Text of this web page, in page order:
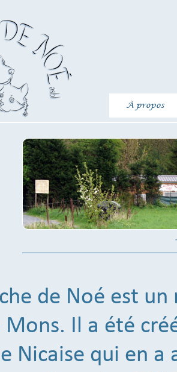
À propos
de Noé est un
Mons. Il a été
Nicaise qui en a